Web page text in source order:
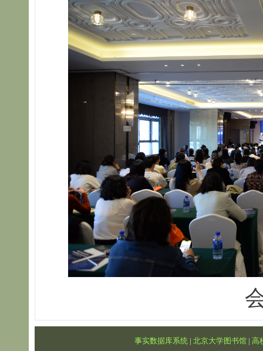
事实数据库系统 | 北京大学图书馆| 高